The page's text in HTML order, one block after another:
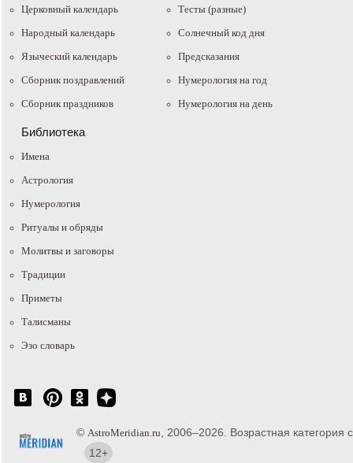
Церковный календарь
Народный календарь
Языческий календарь
Сборник поздравлений
Сборник праздников
Тесты (разные)
Солнечный код дня
Предсказания
Нумерология на год
Нумерология на день
Библиотека
Имена
Астрология
Нумерология
Ритуалы и обряды
Молитвы и заговоры
Традиции
Приметы
Талисманы
Эзо словарь
© AstroMeridian.ru , 2006–2026. Возрастная категория
12+